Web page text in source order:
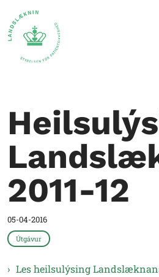
2011-12
05-04-2016
Útgávur
Les heilsulýsing